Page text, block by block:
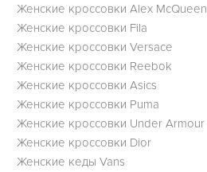
Женские кроссовки Alex McQueen
Женские кроссовки Fila
Женские кроссовки Versace
Женские кроссовки Reebok
Женские кроссовки Asics
Женские кроссовки Puma
Женские кроссовки Under Armour
Женские кроссовки Dior
Женские кеды Vans